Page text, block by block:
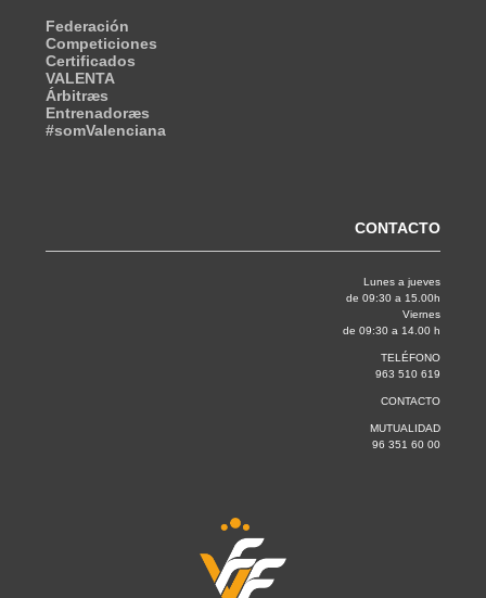
Federación
Competiciones
Certificados
VALENTA
Árbitræs
Entrenadoræs
#somValenciana
CONTACTO
Lunes a jueves
de 09:30 a 15.00h
Viernes
de 09:30 a 14.00 h
TELÉFONO
963 510 619
CONTACTO
MUTUALIDAD
96 351 60 00